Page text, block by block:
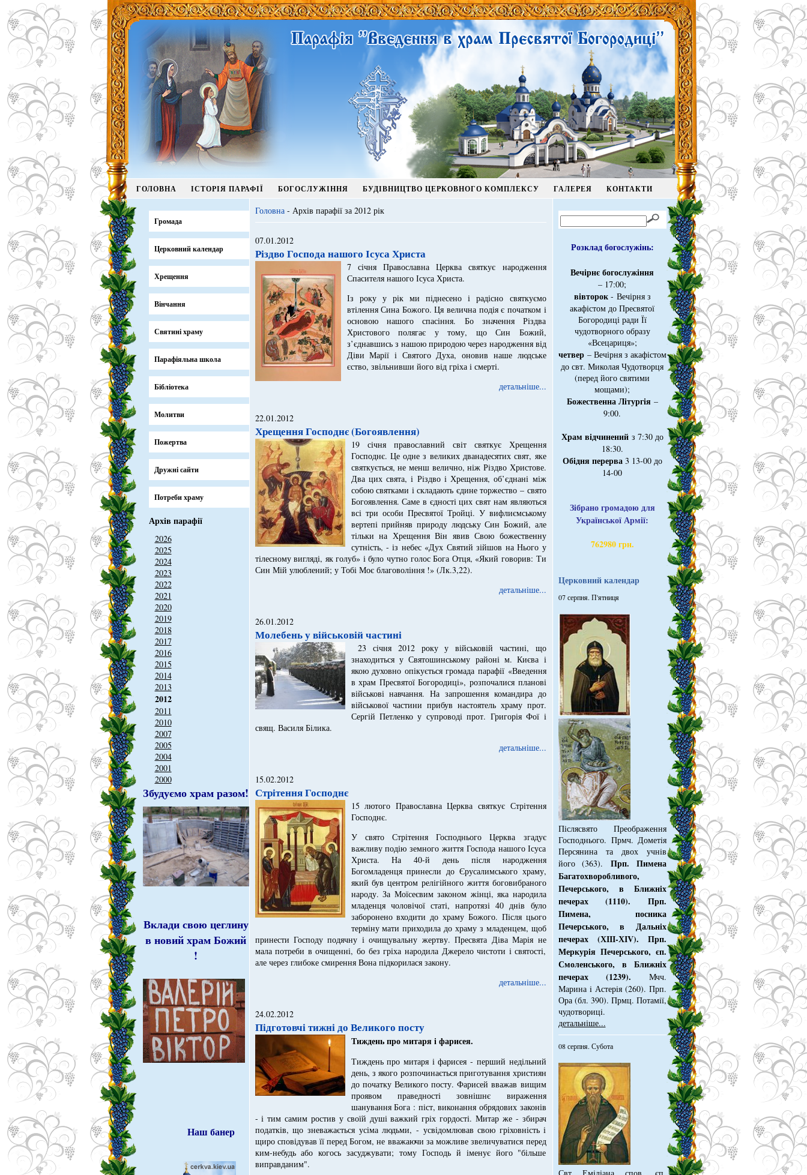
ГОЛОВНА ІСТОРІЯ ПАРАФІЇ БОГОСЛУЖІННЯ БУДІВНИЦТВО ЦЕРКОВНОГО КОМПЛЕКСУ ГАЛЕРЕЯ КОНТАКТИ
Громада
Церковний календар
Хрещення
Вінчання
Святині храму
Парафіяльна школа
Бібліотека
Молитви
Пожертва
Дружні сайти
Потреби храму
Архів парафії
2026
2025
2024
2023
2022
2021
2020
2019
2018
2017
2016
2015
2014
2013
2012
2011
2010
2007
2005
2004
2001
2000
Збудуємо храм разом!
Вклади свою цеглину
в новий храм Божий
!
Наш банер
Головна- Архів парафії за 2012 рік
07.01.2012
Різдво Господа нашого Ісуса Христа
7 січня Православна Церква святкує народження
Спасителя нашого Ісуса Христа.
Із року у рік ми піднесено і радісно святкуємо
втілення Сина Божого. Ця велична подія є початком і
основою нашого спасіння. Бо значення Різдва
Христового полягає у тому, що Син Божий,
з’єднавшись з нашою природою через народження від
Діви Марії і Святого Духа, оновив наше людське
єство, звільнивши його від гріха і смерті.
детальніше...
22.01.2012
Хрещення Господнє (Богоявлення)
19 січня православний світ святкує Хрещення
Господнє. Це одне з великих дванадесятих свят, яке
святкується, не менш велично, ніж Різдво Христове.
Два цих свята, і Різдво і Хрещення, об’єднані між
собою святками і складають єдине торжество – свято
Богоявлення. Саме в єдності цих свят нам являються
всі три особи Пресвятої Тройці. У вифлиємському
вертепі прийняв природу людську Син Божий, але
тільки на Хрещення Він явив Свою божественну
сутність, - із небес «Дух Святий зійшов на Нього у
тілесному вигляді, як голуб» і було чутно голос Бога Отця, «Який говорив: Ти
Син Мій улюблений; у Тобі Моє благовоління !» (Лк.3,22).
детальніше...
26.01.2012
Молебень у військовій частині
23 січня 2012 року у військовій частині, що
знаходиться у Святошинському районі м. Києва і
якою духовно опікується громада парафії «Введення
в храм Пресвятої Богородиці», розпочалися планові
військові навчання. На запрошення командира до
військової частини прибув настоятель храму прот.
Сергій Петленко у супроводі прот. Григорія Фої і
свящ. Василя Білика.
детальніше...
15.02.2012
Стрітення Господнє
15 лютого Православна Церква святкує Стрітення
Господнє.
У свято Стрітення Господнього Церква згадує
важливу подію земного життя Господа нашого Ісуса
Христа. На 40-й день після народження
Богомладенця принесли до Єрусалимського храму,
який був центром релігійного життя боговибраного
народу. За Моїсеєвим законом жінці, яка народила
младенця чоловічої статі, напротязі 40 днів було
заборонено входити до храму Божого. Після цього
терміну мати приходила до храму з младенцем, щоб
принести Господу подячну і очищувальну жертву. Пресвята Діва Марія не
мала потреби в очищенні, бо без гріха народила Джерело чистоти і святості,
але через глибоке смирення Вона підкорилася закону.
детальніше...
24.02.2012
Підготовчі тижні до Великого посту
Тиждень про митаря і фарисея.
Тиждень про митаря і фарисея - перший недільний
день, з якого розпочинається приготування християн
до початку Великого посту. Фарисей вважав вищим
проявом праведності зовнішнє вираження
шанування Бога : піст, виконання обрядових законів
- і тим самим ростив у своїй душі важкий гріх гордості. Митар же - збирач
податків, що зневажається усіма людьми, - усвідомлював свою гріховність і
щиро сповідував її перед Богом, не вважаючи за можливе звеличуватися перед
ким-небудь або когось засуджувати; тому Господь й іменує його "більше
виправданим".
Розклад богослужінь:
Вечірнє богослужіння
– 17:00;
вівторок- Вечірня з
акафістом до Пресвятої
Богородиці ради Її
чудотворного образу
«Всецариця»;
четвер– Вечірня з акафістом
до свт. Миколая Чудотворця
(перед його святими
мощами);
Божественна Літургія–
9:00.
Храм відчиненийз 7:30 до
18:30.
Обідня перерва3 13-00 до
14-00
Зібрано громадою для
Української Армії:
762980 грн.
Церковний календар
07 серпня. П'ятниця
Післясвято Преображення
Господнього. Прмч. Дометiя
Персянина та двох учнiв
його (363). Прп. Пимена
Багатохворобливого,
Печерського, в Ближнiх
печерах (1110). Прп.
Пимена, посника
Печерського, в Дальнiх
печерах (ХІІІ-ХІV). Прп.
Меркурiя Печерського, єп.
Смоленського, в Ближнiх
печерах (1239). Мчч.
Марина i Астерiя (260). Прп.
Ора (бл. 390). Прмц. Потамiї,
чудотворицi.
детальніше...
08 серпня. Субота